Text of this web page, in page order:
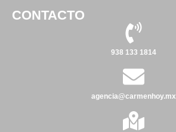
CONTACTO
938 133 1814
agencia@carmenhoy.mx